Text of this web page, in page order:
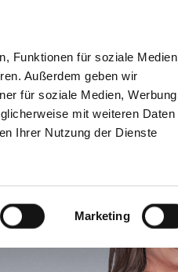
Funktionen für soziale Medien
Außerdem geben wir
für soziale Medien, Werbung
mit weiteren Daten
Ihrer Nutzung der Dienste
Marketing